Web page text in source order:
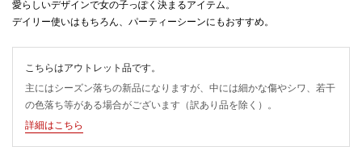
愛らしいデザインで女の子っぽく決まるアイテム。
デイリー使いはもちろん、パーティーシーンにもおすすめ。
こちらはアウトレット品です。
主にはシーズン落ちの新品になりますが、中には細かな傷やシワ、若干
の色落ち等がある場合がございます（訳あり品を除く）。
詳細はこちら